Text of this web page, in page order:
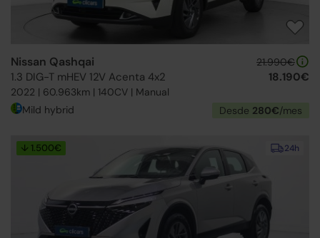
Nissan Qashqai
1.3 DIG-T mHEV 12V Acenta 4x2
2022 | 60.963km | 140CV | Manual
21.990€
18.190€
Mild hybrid Desde 280€/mes
24h
↓ 1.500€